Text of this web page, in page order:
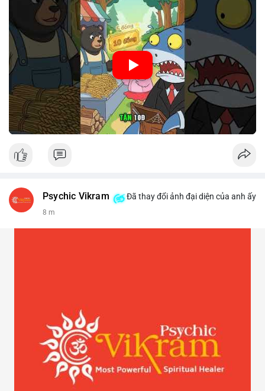
lâm nghiệp tối ưu hoá chuỗi cung ứng và kiểm soát lợi nhuận.
🎥 Xem video trực tiếp tại:
Nguồn: Cú Thông Thái
Psychic Vikram Đã thay đổi ảnh đại diện của anh ấy
8 m